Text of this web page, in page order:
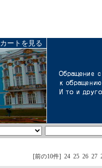
カートを見る
[前の10件] 24 25 26 27